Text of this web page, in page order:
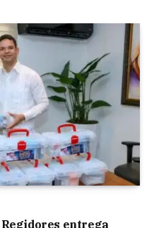
entrega